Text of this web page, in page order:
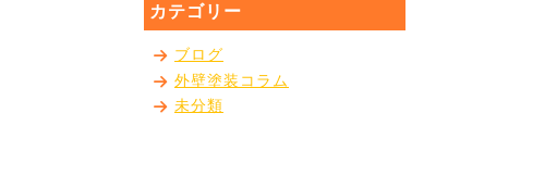
カテゴリー
ブログ
外壁塗装コラム
未分類